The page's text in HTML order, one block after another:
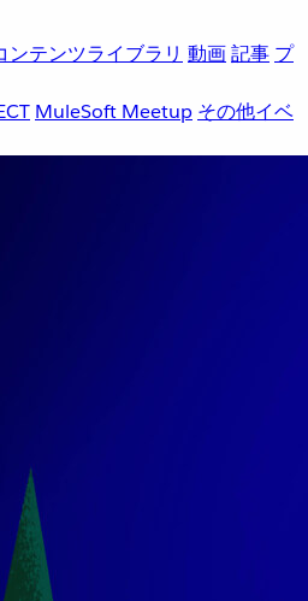
ンテンツライブラリ 動画記事 プ
MuleSoft Meetup その他イベ